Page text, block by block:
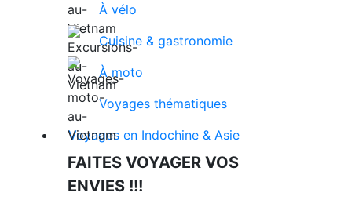
À vélo
Cuisine & gastronomie
À moto
Voyages thématiques
Voyages en Indochine & Asie
FAITES VOYAGER VOS
ENVIES !!!